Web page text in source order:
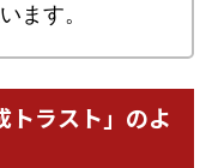
ます。
トラスト」のよ